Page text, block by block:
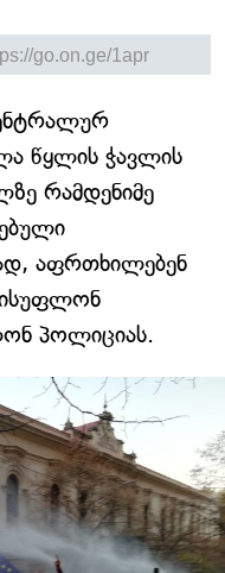
წყლის ჭავლის
რამდენიმე
აფრთხილებენ
პოლიციას.